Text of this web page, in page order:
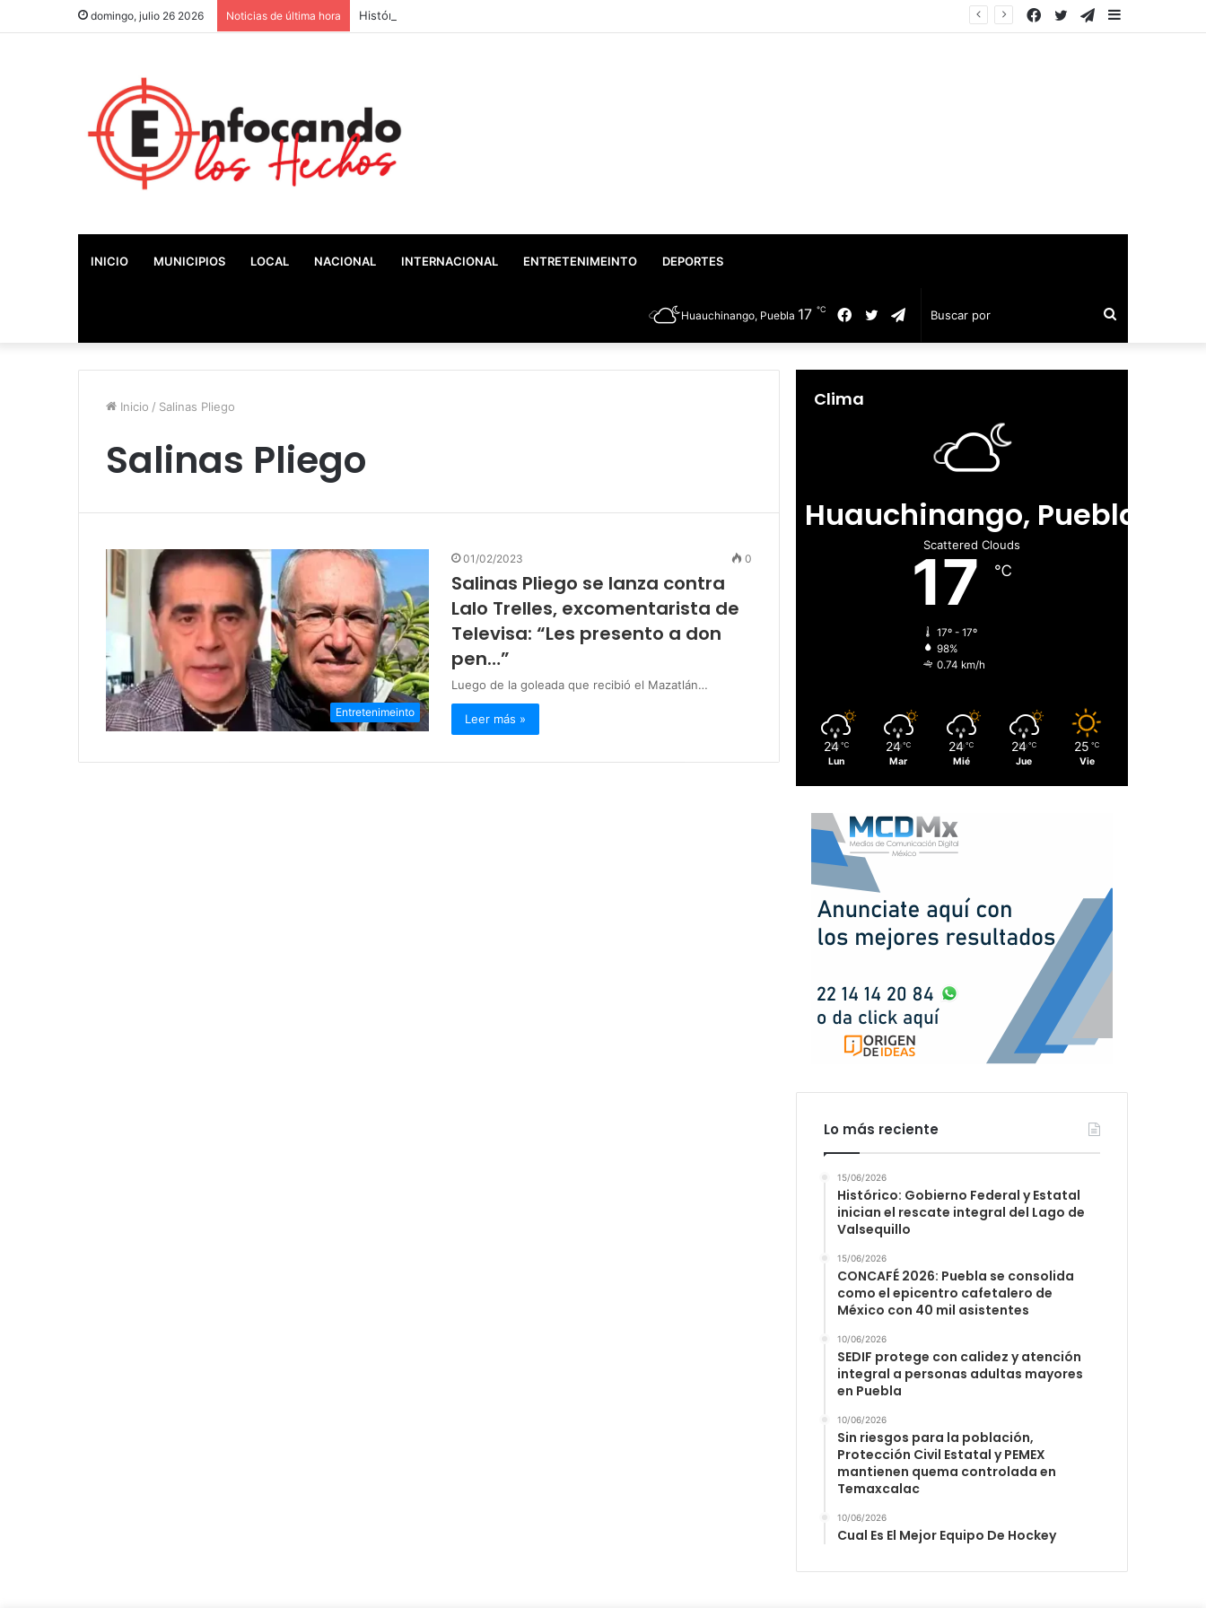
domingo, julio 26 2026 Noticias de última hora Histórico: Gobierno Federal y Estatal inician el rescate integral del Lago de Valsequillo
Barra
Telegram
Twitter
Facebook
INICIO MUNICIPIOS LOCAL NACIONAL INTERNACIONAL ENTRETENIMEINTO DEPORTES
Buscar
por
Telegram
Twitter
Facebook
Huauchinango, Puebla 17 ℃
Inicio / Salinas Pliego
Salinas Pliego
Entretenimeinto
01/02/2023 0
Salinas Pliego se lanza contra
Lalo Trelles, excomentarista de
Televisa: “Les presento a don
pen…”
Luego de la goleada que recibió el Mazatlán…
Leer más »
Clima
Huauchinango, Puebla
Scattered Clouds
17 ℃
17º - 17º
98%
0.74 km/h
24 ℃
Lun
24 ℃
Mar
24 ℃
Mié
24 ℃
Jue
25 ℃
Vie
Lo más reciente
15/06/2026
Histórico: Gobierno Federal y Estatal
inician el rescate integral del Lago de
Valsequillo
15/06/2026
CONCAFÉ 2026: Puebla se consolida
como el epicentro cafetalero de
México con 40 mil asistentes
10/06/2026
SEDIF protege con calidez y atención
integral a personas adultas mayores
en Puebla
10/06/2026
Sin riesgos para la población,
Protección Civil Estatal y PEMEX
mantienen quema controlada en
Temaxcalac
10/06/2026
Cual Es El Mejor Equipo De Hockey